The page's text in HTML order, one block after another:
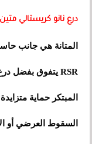
درع نانو كريستالي متين
المبتكر حماية